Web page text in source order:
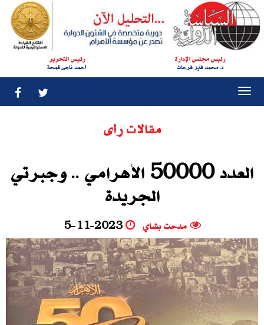
رئيس مجلس الإدارة
د. محمد فايز فرحات
رئيس التحرير
أحمد ناجى قمحة
مقالات رأى
العدد 50000 الأهرامي .. وجبرتي
الجريدة
مدحت بشاي 5-11-2023